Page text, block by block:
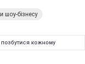
шоу-бізнесу
позбутися кожному